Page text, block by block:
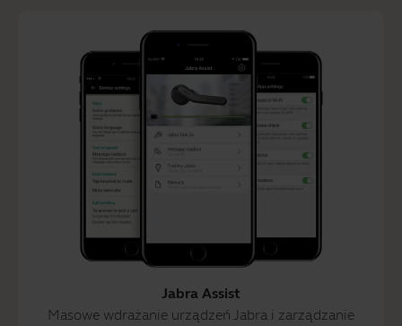
Jabra Assist
Masowe wdrażanie urządzeń Jabra i zarządzanie